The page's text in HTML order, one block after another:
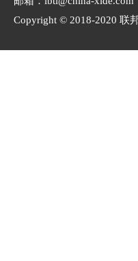
Copyright © 2018-2020 联